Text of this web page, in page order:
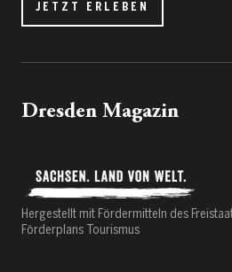
JETZT ERLEBEN
Dresden Magazin
Hergestellt mit Fördermitteln des
Förderplans Tourismus